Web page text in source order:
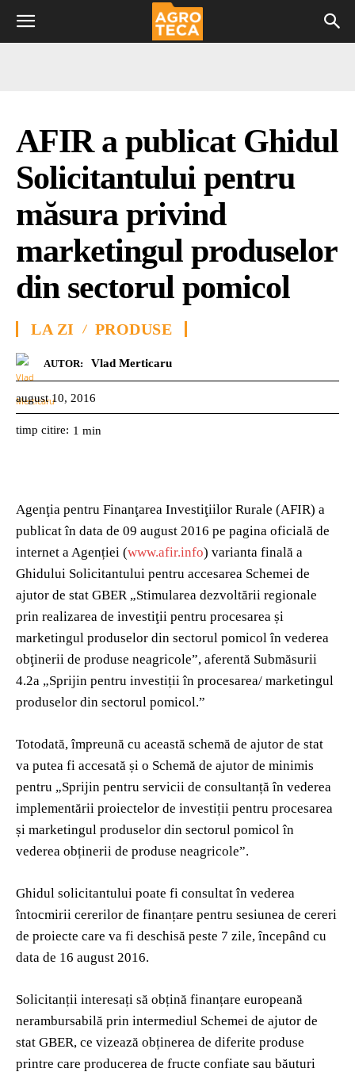
AFIR a publicat Ghidul
Solicitantului pentru
măsura privind
marketingul produselor
din sectorul pomicol
LA ZI PRODUSE
AUTOR: Vlad Merticaru
august 10, 2016
timp citire: 1 min
Agenţia pentru Finanţarea Investiţiilor Rurale (AFIR) a
publicat în data de 09 august 2016 pe pagina oficială de
internet a Agenției (www.afir.info) varianta finală a
Ghidului Solicitantului pentru accesarea Schemei de
ajutor de stat GBER „Stimularea dezvoltării regionale
prin realizarea de investiţii pentru procesarea și
marketingul produselor din sectorul pomicol în vederea
obţinerii de produse neagricole”, aferentă Submăsurii
4.2a „Sprijin pentru investiții în procesarea/ marketingul
produselor din sectorul pomicol.”
Totodată, împreună cu această schemă de ajutor de stat
va putea fi accesată și o Schemă de ajutor de minimis
pentru „Sprijin pentru servicii de consultanță în vederea
implementării proiectelor de investiții pentru procesarea
și marketingul produselor din sectorul pomicol în
vederea obținerii de produse neagricole”.
Ghidul solicitantului poate fi consultat în vederea
întocmirii cererilor de finanțare pentru sesiunea de cereri
de proiecte care va fi deschisă peste 7 zile, începând cu
data de 16 august 2016.
Solicitanții interesați să obțină finanțare europeană
nerambursabilă prin intermediul Schemei de ajutor de
stat GBER, ce vizează obținerea de diferite produse
printre care producerea de fructe confiate sau băuturi